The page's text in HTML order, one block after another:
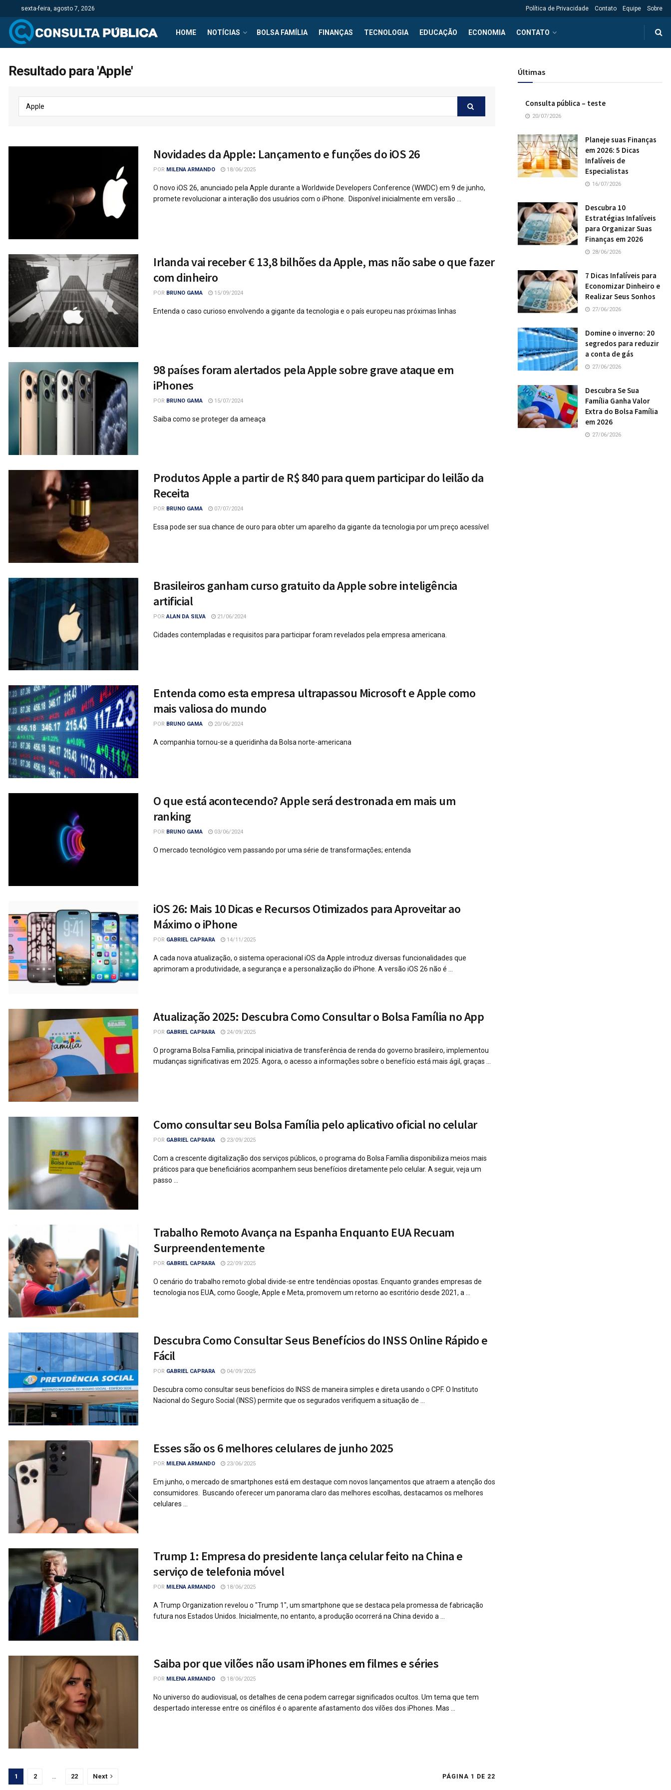
sexta-feira, agosto 7, 2026 Política de Privacidade Contato Equipe Sobre
HOME NOTÍCIAS BOLSA FAMÍLIA FINANÇAS TECNOLOGIA EDUCAÇÃO ECONOMIA CONTATO
Resultado para 'Apple'
Novidades da Apple: Lançamento e funções do iOS 26
POR MILENA ARMANDO 18/06/2025
O novo iOS 26, anunciado pela Apple durante a Worldwide Developers Conference (WWDC) em 9 de junho,
promete revolucionar a interação dos usuários com o iPhone. Disponível inicialmente em versão ...
Irlanda vai receber € 13,8 bilhões da Apple, mas não sabe o que fazer
com dinheiro
POR BRUNO GAMA 15/09/2024
Entenda o caso curioso envolvendo a gigante da tecnologia e o país europeu nas próximas linhas
98 países foram alertados pela Apple sobre grave ataque em
iPhones
POR BRUNO GAMA 15/07/2024
Saiba como se proteger da ameaça
Produtos Apple a partir de R$ 840 para quem participar do leilão da
Receita
POR BRUNO GAMA 07/07/2024
Essa pode ser sua chance de ouro para obter um aparelho da gigante da tecnologia por um preço acessível
Brasileiros ganham curso gratuito da Apple sobre inteligência
artificial
POR ALAN DA SILVA 21/06/2024
Cidades contempladas e requisitos para participar foram revelados pela empresa americana.
Entenda como esta empresa ultrapassou Microsoft e Apple como
mais valiosa do mundo
POR BRUNO GAMA 20/06/2024
A companhia tornou-se a queridinha da Bolsa norte-americana
O que está acontecendo? Apple será destronada em mais um
ranking
POR BRUNO GAMA 03/06/2024
O mercado tecnológico vem passando por uma série de transformações; entenda
iOS 26: Mais 10 Dicas e Recursos Otimizados para Aproveitar ao
Máximo o iPhone
POR GABRIEL CAPRARA 14/11/2025
A cada nova atualização, o sistema operacional iOS da Apple introduz diversas funcionalidades que
aprimoram a produtividade, a segurança e a personalização do iPhone. A versão iOS 26 não é ...
Atualização 2025: Descubra Como Consultar o Bolsa Família no App
POR GABRIEL CAPRARA 24/09/2025
O programa Bolsa Família, principal iniciativa de transferência de renda do governo brasileiro, implementou
mudanças significativas em 2025. Agora, o acesso a informações sobre o benefício está mais ágil, graças ...
Como consultar seu Bolsa Família pelo aplicativo oficial no celular
POR GABRIEL CAPRARA 23/09/2025
Com a crescente digitalização dos serviços públicos, o programa do Bolsa Família disponibiliza meios mais
práticos para que beneficiários acompanhem seus benefícios diretamente pelo celular. A seguir, veja um
passo ...
Trabalho Remoto Avança na Espanha Enquanto EUA Recuam
Surpreendentemente
POR GABRIEL CAPRARA 22/09/2025
O cenário do trabalho remoto global divide-se entre tendências opostas. Enquanto grandes empresas de
tecnologia nos EUA, como Google, Apple e Meta, promovem um retorno ao escritório desde 2021, a ...
Descubra Como Consultar Seus Benefícios do INSS Online Rápido e
Fácil
POR GABRIEL CAPRARA 04/09/2025
Descubra como consultar seus benefícios do INSS de maneira simples e direta usando o CPF. O Instituto
Nacional do Seguro Social (INSS) permite que os segurados verifiquem a situação de ...
Esses são os 6 melhores celulares de junho 2025
POR MILENA ARMANDO 23/06/2025
Em junho, o mercado de smartphones está em destaque com novos lançamentos que atraem a atenção dos
consumidores. Buscando oferecer um panorama claro das melhores escolhas, destacamos os melhores
celulares ...
Trump 1: Empresa do presidente lança celular feito na China e
serviço de telefonia móvel
POR MILENA ARMANDO 18/06/2025
A Trump Organization revelou o "Trump 1", um smartphone que se destaca pela promessa de fabricação
futura nos Estados Unidos. Inicialmente, no entanto, a produção ocorrerá na China devido a ...
Saiba por que vilões não usam iPhones em filmes e séries
POR MILENA ARMANDO 18/06/2025
No universo do audiovisual, os detalhes de cena podem carregar significados ocultos. Um tema que tem
despertado interesse entre os cinéfilos é o aparente afastamento dos vilões dos iPhones. Mas ...
PÁGINA 1 DE 22
1 2 … 22 Next
Últimas
Consulta pública – teste
20/07/2026
Planeje suas Finanças
em 2026: 5 Dicas
Infalíveis de
Especialistas
16/07/2026
Descubra 10
Estratégias Infalíveis
para Organizar Suas
Finanças em 2026
28/06/2026
7 Dicas Infalíveis para
Economizar Dinheiro e
Realizar Seus Sonhos
27/06/2026
Domine o inverno: 20
segredos para reduzir
a conta de gás
27/06/2026
Descubra Se Sua
Família Ganha Valor
Extra do Bolsa Família
em 2026
27/06/2026